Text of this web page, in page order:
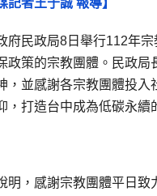
府民政局8日舉行112年
政策的宗教團體。民政
，並感謝各宗教團體投
，打造台中成為低碳永續
明，感謝宗教團體平日